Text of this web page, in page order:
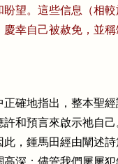
望。這些信息（相
幸自己被赦免，並
確地指出，整本聖
和預言來啟示祂自
，鍾馬田經由闡述